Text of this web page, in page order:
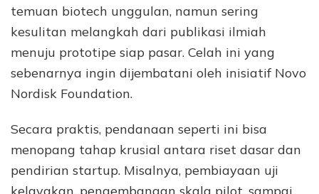
temuan biotech unggulan, namun sering
kesulitan melangkah dari publikasi ilmiah
menuju prototipe siap pasar. Celah ini yang
sebenarnya ingin dijembatani oleh inisiatif Novo
Nordisk Foundation.
Secara praktis, pendanaan seperti ini bisa
menopang tahap krusial antara riset dasar dan
pendirian startup. Misalnya, pembiayaan uji